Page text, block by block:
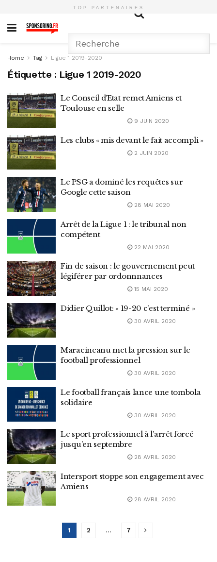
TOP PARTENAIRES
Home Tag Ligue 1 2019-2020
Étiquette : Ligue 1 2019-2020
Le Conseil d’Etat remet Amiens et
Toulouse en selle
9 JUIN 2020
Les clubs « mis devant le fait accompli »
2 JUIN 2020
Le PSG a dominé les requêtes sur
Google cette saison
28 MAI 2020
Arrêt de la Ligue 1 : le tribunal non
compétent
22 MAI 2020
Fin de saison : le gouvernement peut
légiférer par ordonnnances
15 MAI 2020
Didier Quillot: « 19-20 c’est terminé »
30 AVRIL 2020
Maracineanu met la pression sur le
football professionnel
30 AVRIL 2020
Le football français lance une tombola
solidaire
30 AVRIL 2020
Le sport professionnel à l’arrêt forcé
jusqu’en septembre
28 AVRIL 2020
Intersport stoppe son engagement avec
Amiens
28 AVRIL 2020
1 2 … 7